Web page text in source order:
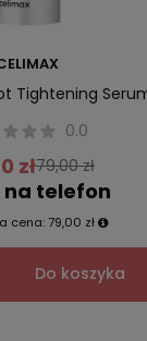
Tightening
0.0
zł79,00 zł
na telefon
cena: 79,00 zł
Do koszyka